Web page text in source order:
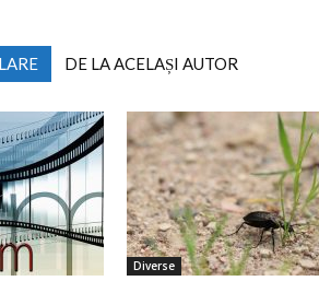
DE LA ACELAȘI AUTOR
Diverse